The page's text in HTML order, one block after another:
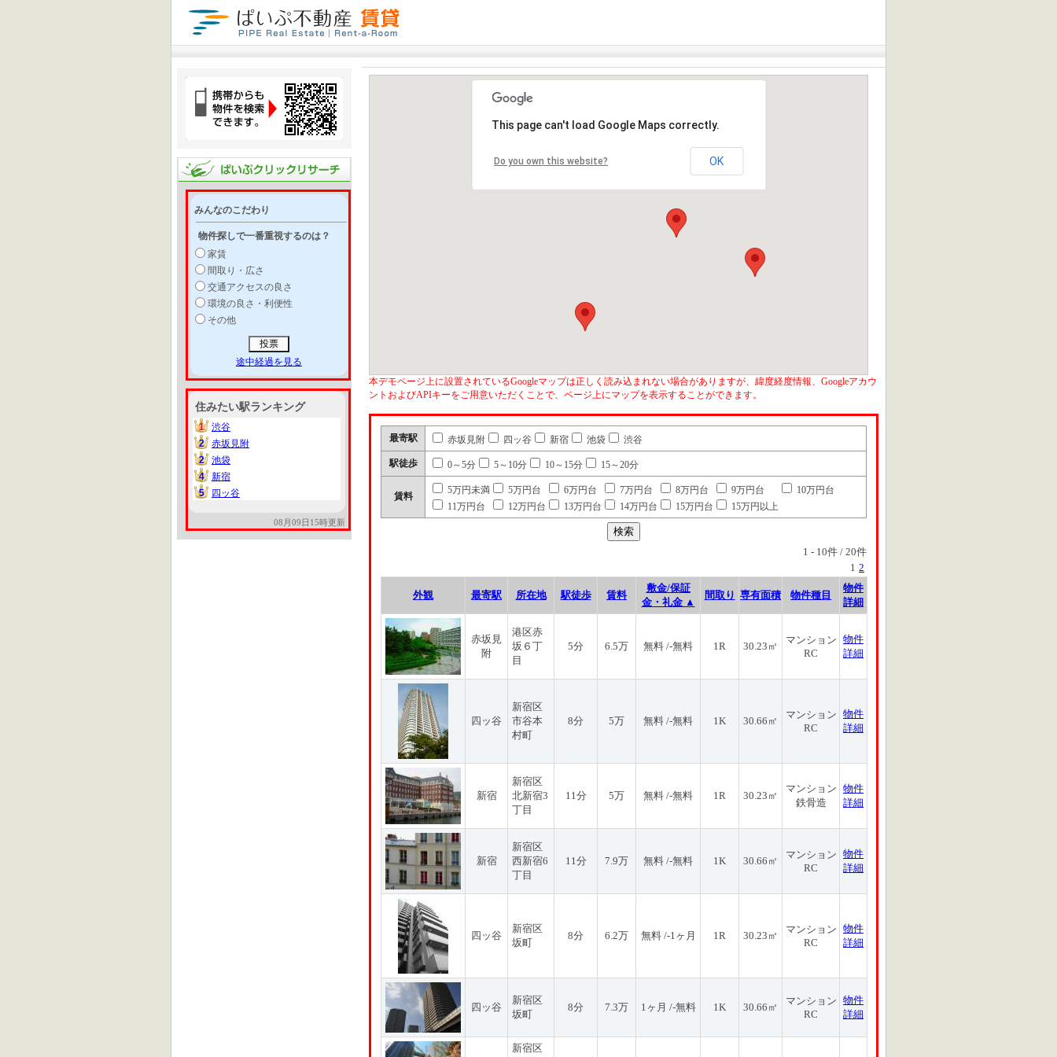
みんなのこだわり
物件探しで一番重視するのは？
家賃
間取り・広さ
交通アクセスの良さ
環境の良さ・利便性
その他
途中経過を見る
住みたい駅ランキング
1
1
渋谷
2
2
赤坂見附
2
2
池袋
4
4
新宿
5
5 四ッ谷
08月09日15時更新
This page can't load Google Maps correctly.
Do you own this website? OK
本デモページ上に設置されているGoogleマップは正しく読み込まれない場合がありますが、緯度経度情報、Googleアカウ
ントおよびAPIキーをご用意いただくことで、ページ上にマップを表示することができます。
最寄駅 赤坂見附 四ッ谷 新宿 池袋 渋谷
駅徒歩 0～5分 5～10分 10～15分 15～20分
賃料
5万円未満 5万円台 6万円台 7万円台 8万円台 9万円台
10万円台
11万円台
12万円台 13万円台 14万円台 15万円台 15万円以上
1 - 10件 / 20件
1 2
外観 最寄駅 所在地 駅徒歩 賃料
敷金/保証
金・礼金 ▲
間取り 専有面積 物件種目
物件
詳細
赤坂見
附
港区赤
坂６丁
目
5分 6.5万 無料 /-無料 1R 30.23㎡
マンション
RC
物件
詳細
四ッ谷
新宿区
市谷本
村町
8分 5万 無料 /-無料 1K 30.66㎡
マンション
RC
物件
詳細
新宿
新宿区
北新宿3
丁目
11分 5万 無料 /-無料 1R 30.23㎡
マンション
鉄骨造
物件
詳細
新宿
新宿区
西新宿6
丁目
11分 7.9万 無料 /-無料 1K 30.66㎡
マンション
RC
物件
詳細
四ッ谷
新宿区
坂町
8分 6.2万 無料 /-1ヶ月 1R 30.23㎡
マンション
RC
物件
詳細
四ッ谷
新宿区
坂町
8分 7.3万 1ヶ月 /-無料 1K 30.66㎡
マンション
RC
物件
詳細
新宿区